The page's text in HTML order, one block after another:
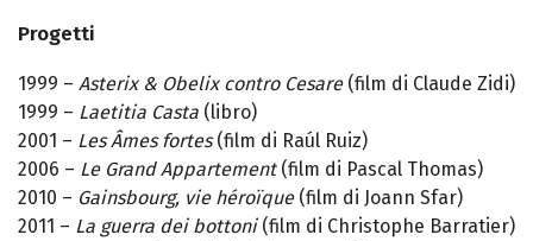
Progetti
1999 – Asterix & Obelix contro Cesare(film di Claude Zidi)
1999 – Laetitia Casta (libro)
2001 – Les Âmes fortes(film di Raúl Ruiz)
2006 – Le Grand Appartement(film di Pascal Thomas)
2010 – Gainsbourg, vie héroïque(film di Joann Sfar)
2011 – La guerra dei bottoni(film di Christophe Barratier)